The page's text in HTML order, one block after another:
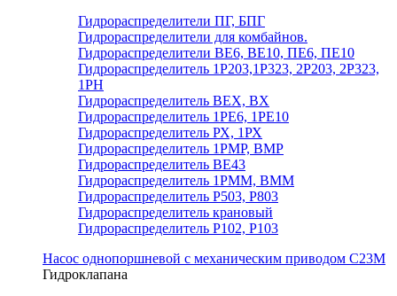
Гидрораспределители ПГ, БПГ
Гидрораспределители для комбайнов.
Гидрораспределители ВЕ6, ВЕ10, ПЕ6, ПЕ10
Гидрораспределитель 1Р203,1Р323, 2Р203, 2Р323,
1РН
Гидрораспределитель ВЕХ, ВХ
Гидрораспределитель 1РЕ6, 1РЕ10
Гидрораспределитель РХ, 1РХ
Гидрораспределитель 1РМР, ВМР
Гидрораспределитель ВЕ43
Гидрораспределитель 1РММ, ВММ
Гидрораспределитель Р503, Р803
Гидрораспределитель крановый
Гидрораспределитель Р102, Р103
Насос однопоршневой с механическим приводом С23М
Гидроклапана